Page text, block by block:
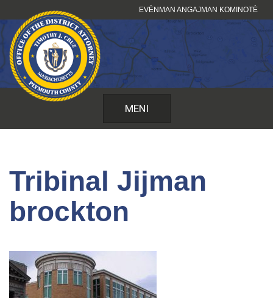
kontni
EVÈNMAN ANGAJMAN KOMINOTÈ
MENI
Tribinal Jijman
brockton